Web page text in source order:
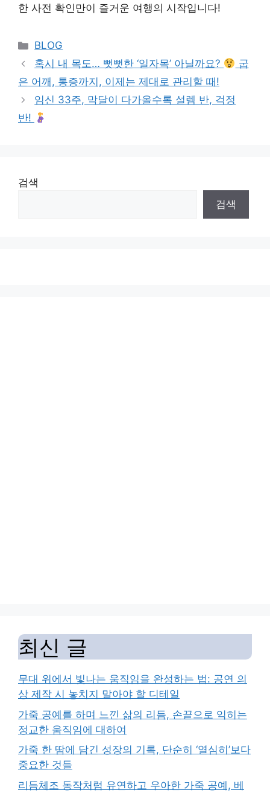
한 사전 확인만이 즐거운 여행의 시작입니다!
Categories
BLOG
혹시 내 목도… 뻣뻣한 ‘일자목’ 아닐까요?
굽
은 어깨, 통증까지, 이제는 제대로 관리할 때!
임신 33주, 막달이 다가올수록 설렘 반, 걱정
반!
검색
검색
최신 글
무대 위에서 빛나는 움직임을 완성하는 법: 공연 의
상 제작 시 놓치지 말아야 할 디테일
가죽 공예를 하며 느낀 삶의 리듬, 손끝으로 익히는
정교한 움직임에 대하여
가죽 한 땀에 담긴 성장의 기록, 단순히 ‘열심히’보다
중요한 것들
리듬체조 동작처럼 유연하고 우아한 가죽 공예, 베